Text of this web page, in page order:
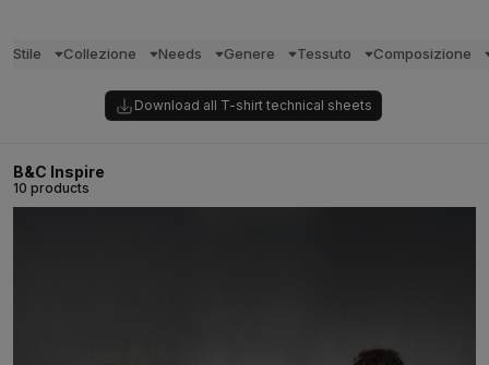
Stile Collezione Needs Genere Tessuto Composizione
Download all T-shirt technical sheets
B&C Inspire
10 products